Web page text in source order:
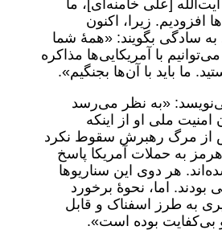
آیت‌الله [علی خامنه‌ای]، ما
زیرا، اکنون
به سادگی بگویند: «همۀ شما
با آمریکایی‌ها مذاکره
ما باید با آن‌ها بجنگیم».
«به نظر می‌رسد
ملی او از اینکه
از مرگ رهبرش سقوط نکرد
هرمز به حملات آمریکا پاسخ
هر دوی این سناریوها
بودند. اما، نحوۀ برخورد
به طرز اسفناک و قابل
و‌ بی‌کفایت بوده است».